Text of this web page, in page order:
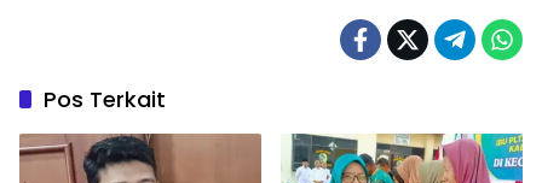
Pos Terkait